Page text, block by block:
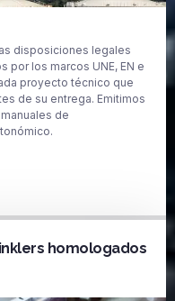
disposiciones legales
por los marcos UNE, EN e
proyecto técnico que
de su entrega. Emitimos
de
homologados